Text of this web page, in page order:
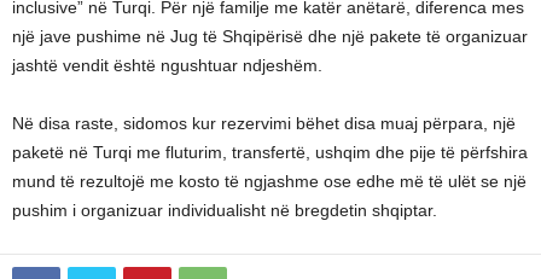
inclusive” në Turqi. Për një familje me katër anëtarë, diferenca mes
një jave pushime në Jug të Shqipërisë dhe një pakete të organizuar
jashtë vendit është ngushtuar ndjeshëm.
Në disa raste, sidomos kur rezervimi bëhet disa muaj përpara, një
paketë në Turqi me fluturim, transfertë, ushqim dhe pije të përfshira
mund të rezultojë me kosto të ngjashme ose edhe më të ulët se një
pushim i organizuar individualisht në bregdetin shqiptar.